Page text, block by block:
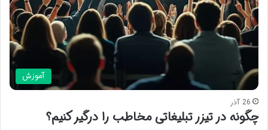
آموزش
26 آذر
چگونه در تیزر تبلیغاتی مخاطب را درگیر کنیم؟